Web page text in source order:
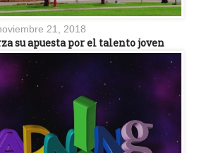
21, 2018
su apuesta por el talento joven